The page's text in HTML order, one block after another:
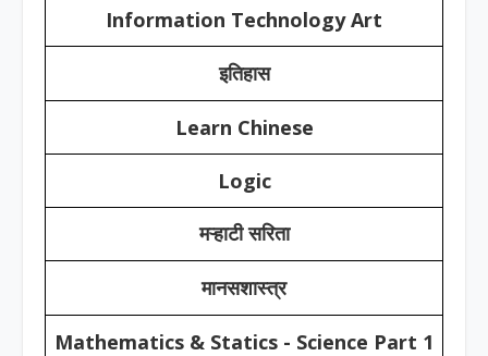
Information Technology Art
इतिहास
Learn Chinese
Logic
मऱ्हाटी सरिता
मानसशास्त्र
Mathematics & Statics - Science Part 1